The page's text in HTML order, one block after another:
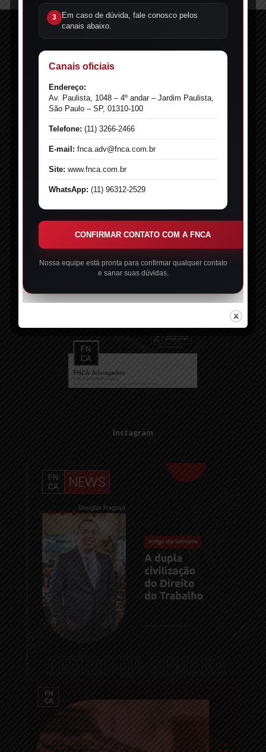
LinkedIn
Instagram
3
Em caso de dúvida, fale conosco pelos
canais abaixo.
Canais oficiais
Endereço:
Av. Paulista, 1048 – 4º andar – Jardim Paulista,
São Paulo – SP, 01310-100
Telefone: (11) 3266-2466
E-mail: fnca.adv@fnca.com.br
Site: www.fnca.com.br
WhatsApp: (11) 96312-2529
CONFIRMAR CONTATO COM A FNCA
Nossa equipe está pronta para confirmar qualquer contato
e sanar suas dúvidas.